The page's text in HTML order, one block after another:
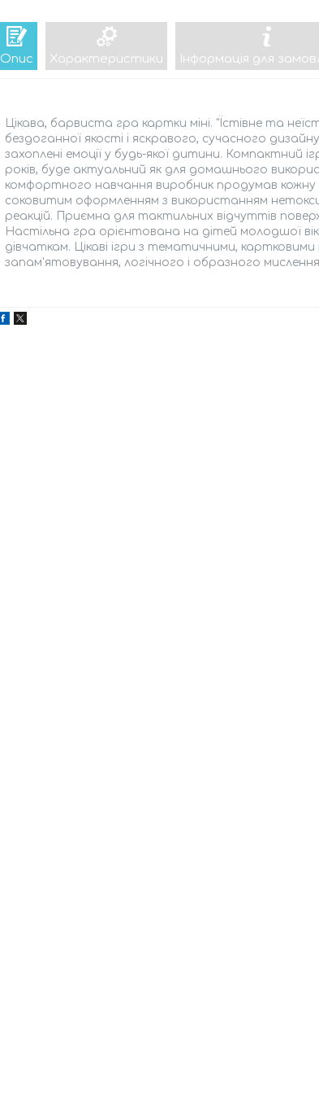
Опис Характеристики Інформація для
Цікава, барвиста гра картки міні. "Їстівне та
бездоганної якості і яскравого, сучасного
захоплені емоції у будь-якої дитини.
років, буде актуальний як для домашнього
комфортного навчання виробник продумав кожну
соковитим оформленням з використанням
реакцій. Приємна для тактильних відчуттів
Настільна гра орієнтована на дітей молодшої
дівчаткам. Цікаві ігри з тематичними,
запам'ятовування, логічного і образного